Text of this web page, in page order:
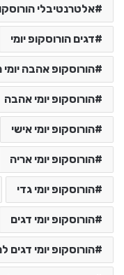
אלטרנטיבלי
דגים הורוסקופ יומי
הורוסקופ אהבה יומי
הורוסקופ יומי אהבה
הורוסקופ יומי אישי
הורוסקופ יומי אריה
הורוסקופ יומי גדי
הורוסקופ יומי דגים
הורוסקופ יומי דגים